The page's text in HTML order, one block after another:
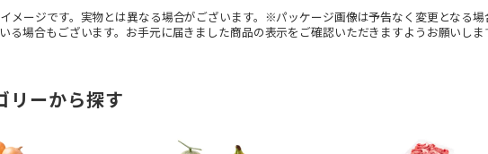
メージです。実物とは異なる場合がございます。※パッケージ画像は予告なく変更となる
る場合もございます。お手元に届きました商品の表示をご確認いただきますようお願いしま
リーから探す